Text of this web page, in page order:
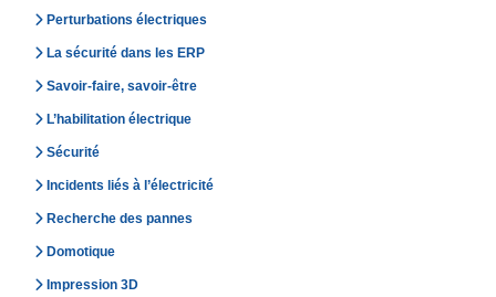
Perturbations électriques
La sécurité dans les ERP
Savoir-faire, savoir-être
L’habilitation électrique
Sécurité
Incidents liés à l’électricité
Recherche des pannes
Domotique
Impression 3D